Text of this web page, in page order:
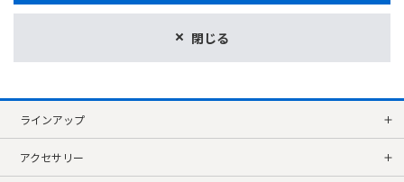
閉じる
ラインアップ
アクセサリー